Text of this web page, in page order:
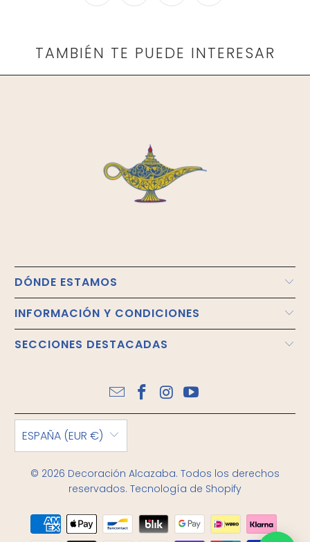
TAMBIÉN TE PUEDE INTERESAR
DÓNDE ESTAMOS
INFORMACIÓN Y CONDICIONES
SECCIONES DESTACADAS
ESPAÑA (EUR €)
© 2026 Decoración Alcazaba. Todos los derechos
reservados. Tecnología de Shopify